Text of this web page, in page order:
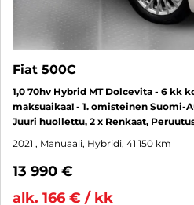
Fiat 500C
1,0 70hv Hybrid MT Dolcevita - 6 kk
maksuaikaa! - 1. omisteinen
Juuri huollettu, 2 x Renkaat,
2021 , Manuaali, Hybridi, 41 150 km
13 990 €
alk. 166 € / kk